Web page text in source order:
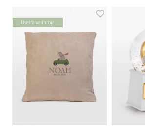
Useita valintoja